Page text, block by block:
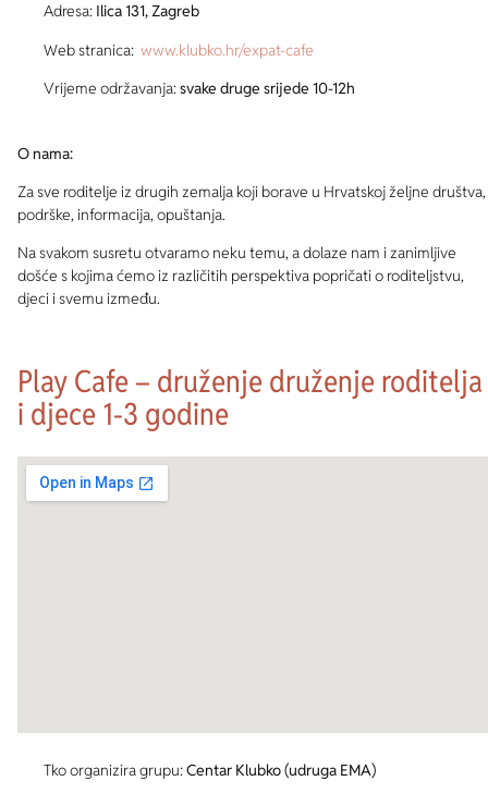
Adresa: Ilica 131, Zagreb
Web stranica: www.klubko.hr/expat-cafe
Vrijeme održavanja:svake druge srijede 10-12h
O nama:
Za sve roditelje iz drugih zemalja koji borave u Hrvatskoj željne društva,
podrške, informacija, opuštanja.
Na svakom susretu otvaramo neku temu, a dolaze nam i zanimljive
došće s kojima ćemo iz različitih perspektiva popričati o roditeljstvu,
djeci i svemu između.
Play Cafe – druženje druženje roditelja
i djece 1-3 godine
Tko organizira grupu:Centar Klubko (udruga EMA)